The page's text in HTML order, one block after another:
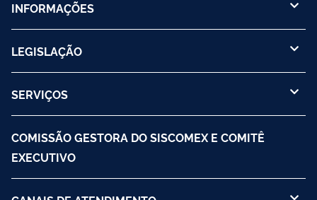
INFORMAÇÕES
LEGISLAÇÃO
SERVIÇOS
COMISSÃO GESTORA DO SISCOMEX E COMITÊ
EXECUTIVO